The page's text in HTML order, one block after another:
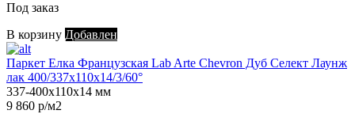
Под заказ
В корзину Добавлен
Паркет Елка Французская Lab Arte Chevron Дуб Селект Лаунж
лак 400/337х110х14/3/60°
337-400х110х14 мм
9 860 р/м2